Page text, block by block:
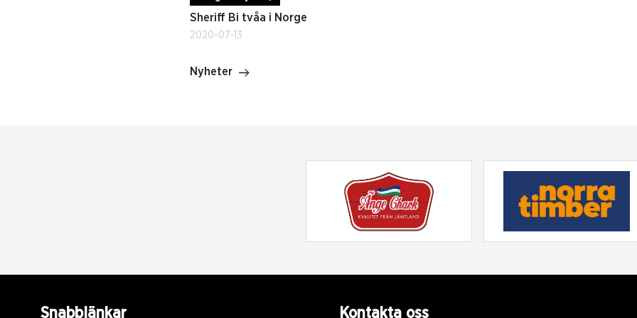
Sheriff Bi tvåa i Norge
2020-07-13
Nyheter
Snabblänkar Kontakta oss